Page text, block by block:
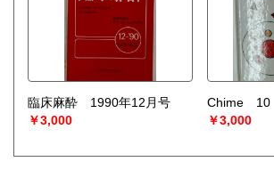
臨床麻酔 1990年12月号
￥3,000
Chime 10
￥3,000